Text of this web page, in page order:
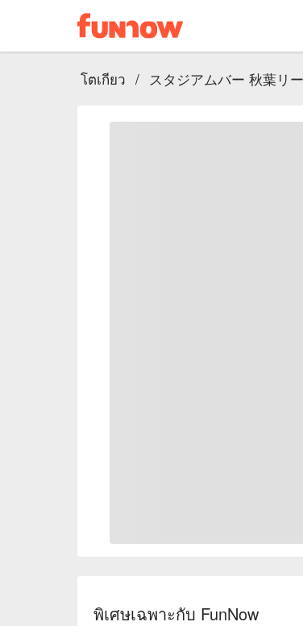
โตเกียว / スタジアムバー 秋葉リ
พิเศษเฉพาะกับ FunNow